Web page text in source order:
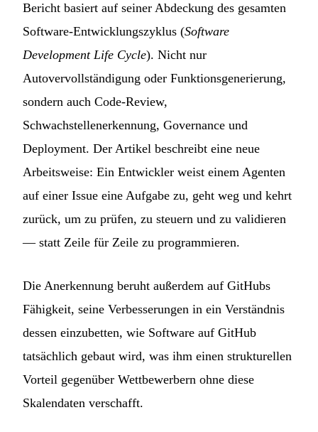
Bericht basiert auf seiner Abdeckung des gesamten
Software-Entwicklungszyklus (Software
Development Life Cycle). Nicht nur
Autovervollständigung oder Funktionsgenerierung,
sondern auch Code-Review,
Schwachstellenerkennung, Governance und
Deployment. Der Artikel beschreibt eine neue
Arbeitsweise: Ein Entwickler weist einem Agenten
auf einer Issue eine Aufgabe zu, geht weg und kehrt
zurück, um zu prüfen, zu steuern und zu validieren
— statt Zeile für Zeile zu programmieren.
Die Anerkennung beruht außerdem auf GitHubs
Fähigkeit, seine Verbesserungen in ein Verständnis
dessen einzubetten, wie Software auf GitHub
tatsächlich gebaut wird, was ihm einen strukturellen
Vorteil gegenüber Wettbewerbern ohne diese
Skalendaten verschafft.